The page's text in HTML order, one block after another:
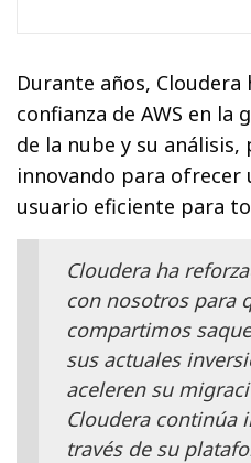
Durante años, Cloudera
confianza de AWS en la
de la nube y su
innovando para ofrecer
usuario eficiente para
Cloudera ha
con nosotros para
compartimos
sus actuales
aceleren su
Cloudera continúa
través de su